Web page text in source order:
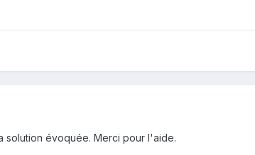
solution évoquée. Merci pour l'aide.